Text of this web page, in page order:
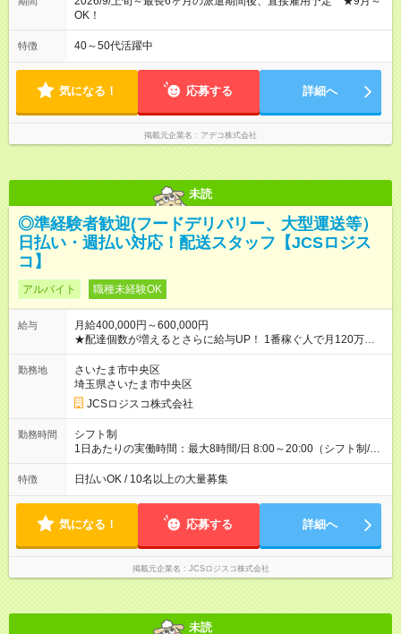
OK！
特徴 40～50代活躍中
気になる！ 応募する 詳細へ
掲載元企業名 アデコ株式会社
未読
◎準経験者歓迎(フードデリバリー、大型運送等）
日払い・週払い対応！配送スタッフ【JCSロジス
コ】
アルバイト 職種未経験OK
給与
月給400,000円～600,000円
★配達個数が増えるとさらに給与UP！ 1番稼ぐ人で月120万ほ
ど！ ・主要都市エリア 月収55万円／週5日稼働 月収65万~112
万円／週6日稼働 ・地方郊外エリア 月収40万円／週5日稼働 月
収40万円~50万円／週6日稼働 ＜モデルイメージ＞ ■月収50万
円 (27歳男性/江東区在住)※元建築関係 1日150個配達×25日勤務
(日休み) ■月収80万円(43歳男性/墨田区在住)※元営業 1日200個
勤務地
さいたま市中央区
埼玉県さいたま市中央区
JCSロジスコ株式会社
勤務時間
シフト制
1日あたりの実働時間：最大8時間/日 8:00～20:00（シフト制/実
働8時間） ※週5日勤務（場所次第では週4も有り） ※配達状況に
よって時間外での勤務可能性有り ※案件により多少の前後あり
特徴 日払いOK / 10名以上の大量募集
気になる！ 応募する 詳細へ
掲載元企業名 JCSロジスコ株式会社
未読